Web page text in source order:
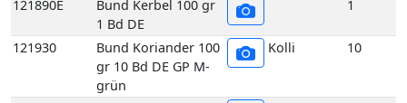
121930E
Bund Koriander 100
gr 1 Bd DE
1
121970
Bund Liebstöckel 100 gr 10
Bd DE GP M-grün
Kolli 10
121970E
Bund Liebstöckel 100 gr 1
1